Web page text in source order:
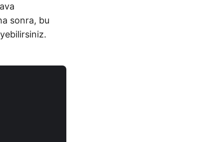
sonra, bu